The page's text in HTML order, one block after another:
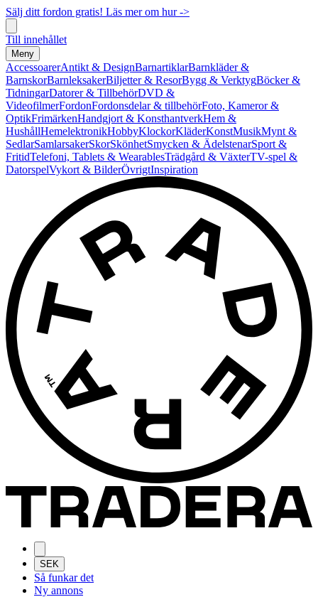
Sälj ditt fordon gratis! Läs mer om hur ->
Till innehållet
Meny
AccessoarerAntikt & DesignBarnartiklarBarnkläder &
BarnskorBarnleksakerBiljetter & ResorBygg & VerktygBöcker &
TidningarDatorer & TillbehörDVD &
VideofilmerFordonFordonsdelar & tillbehörFoto, Kameror &
OptikFrimärkenHandgjort & KonsthantverkHem &
HushållHemelektronikHobbyKlockorKläderKonstMusikMynt &
SedlarSamlarsakerSkorSkönhetSmycken & ÄdelstenarSport &
FritidTelefoni, Tablets & WearablesTrädgård & VäxterTV-spel &
DatorspelVykort & BilderÖvrigtInspiration
SEK
Så funkar det
Ny annons